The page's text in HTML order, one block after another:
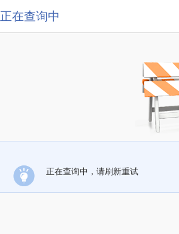
正在查询中
正在查询中，请刷新重试